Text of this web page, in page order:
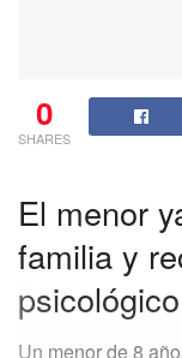
0
SHARES
El menor
familia y
Un menor de 8